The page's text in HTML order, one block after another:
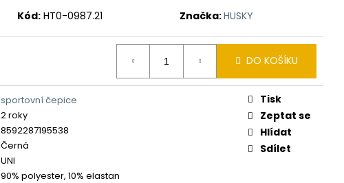
Kód: HT0-0987.21 Značka:HUSKY
DO KOŠÍKU
sportovní čepice
2 roky
8592287195538
Černá
UNI
90% polyester, 10% elastan
Tisk
Zeptat se
Hlídat
Sdílet